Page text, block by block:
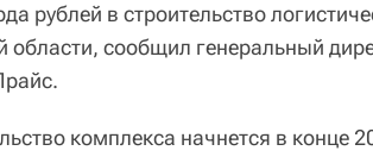
рублей в строительство
области, сообщил генеральный
комплекса начнется в конце